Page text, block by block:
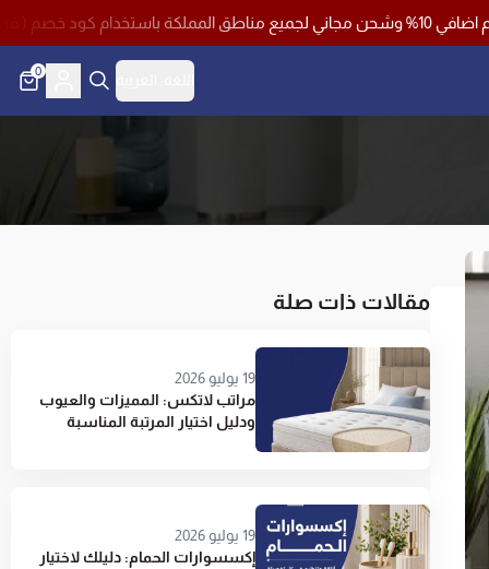
0
مقالات ذات صلة
19 يوليو 2026
مراتب لاتكس: المميزات والعيوب
ودليل اختيار المرتبة المناسبة
19 يوليو 2026
إكسسوارات الحمام: دليلك لاختيار